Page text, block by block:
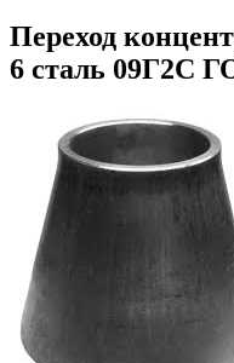
Переход
6 сталь 09Г2С